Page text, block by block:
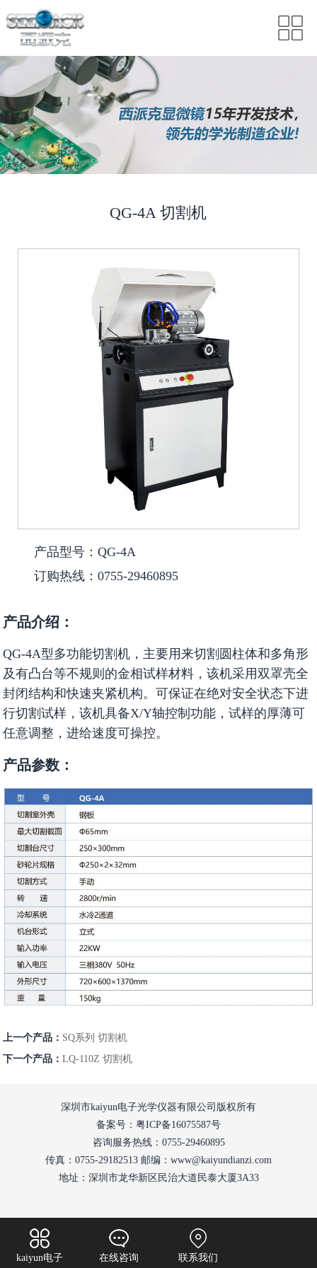
QG-4A 切割机
产品型号：QG-4A
订购热线：0755-29460895
产品介绍：
QG-4A型多功能切割机，主要用来切割圆柱体和多角形
及有凸台等不规则的金相试样材料，该机采用双罩壳全
封闭结构和快速夹紧机构。可保证在绝对安全状态下进
行切割试样，该机具备X/Y轴控制功能，试样的厚薄可
任意调整，进给速度可操控。
产品参数：
上一个产品： SQ系列 切割机
下一个产品：LQ-110Z 切割机
深圳市kaiyun电子光学仪器有限公司版权所有
备案号：粤ICP备16075587号
咨询服务热线：0755-29460895
传真：0755-29182513 邮编：www@kaiyundianzi.com
地址：深圳市龙华新区民治大道民泰大厦3A33
kaiyun电子 在线咨询 联系我们